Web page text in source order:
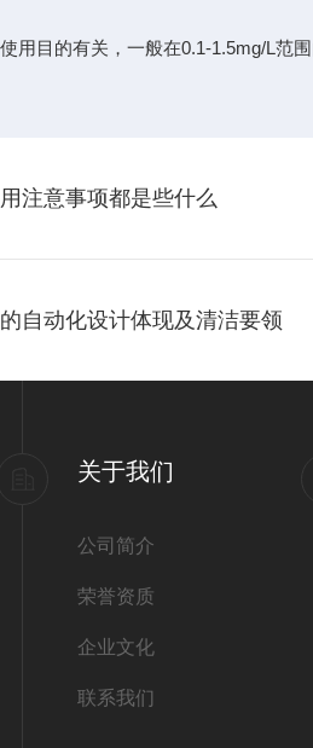
目的有关，一般在0.1-1.5mg/L范
注意事项都是些什么
自动化设计体现及清洁要领
关于我们
公司简介
荣誉资质
企业文化
联系我们